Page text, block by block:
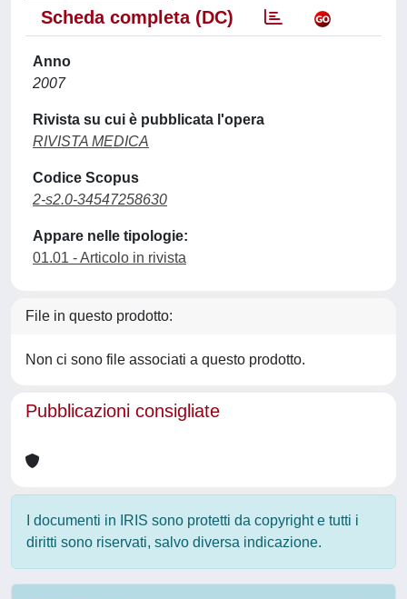
Scheda completa (DC)
Anno
2007
Rivista su cui è pubblicata l'opera
RIVISTA MEDICA
Codice Scopus
2-s2.0-34547258630
Appare nelle tipologie:
01.01 - Articolo in rivista
File in questo prodotto:
Non ci sono file associati a questo prodotto.
Pubblicazioni consigliate
I documenti in IRIS sono protetti da copyright e tutti i
diritti sono riservati, salvo diversa indicazione.